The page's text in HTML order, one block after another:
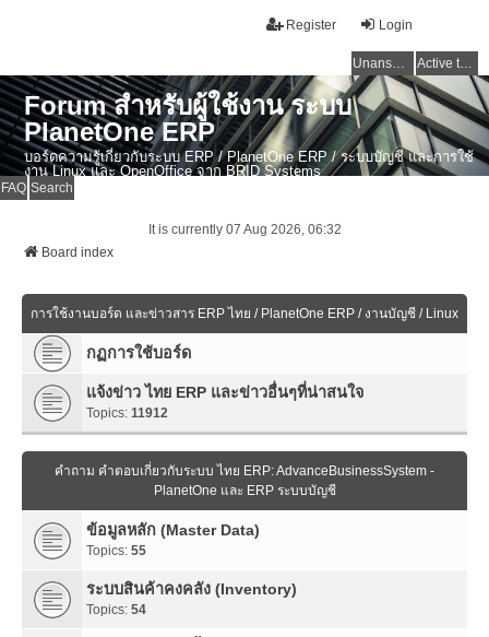
Login
Register
Unanswered topics Active topics
Forum สำหรับผู้ใช้งาน ระบบ
PlanetOne ERP
บอร์ดความรู้เกี่ยวกับระบบ ERP / PlanetOne ERP / ระบบบัญชี และการใช้
งาน Linux และ OpenOffice จาก BRID Systems
FAQ Search
It is currently 07 Aug 2026, 06:32
Board index
การใช้งานบอร์ด และข่าวสาร ERP ไทย / PlanetOne ERP / งานบัญชี / Linux
กฏการใช้บอร์ด
แจ้งข่าว ไทย ERP และข่าวอื่นๆที่น่าสนใจ
Topics: 11912
คำถาม คำตอบเกี่ยวกับระบบ ไทย ERP: AdvanceBusinessSystem -
PlanetOne และ ERP ระบบบัญชี
ข้อมูลหลัก (Master Data)
Topics: 55
ระบบสินค้าคงคลัง (Inventory)
Topics: 54